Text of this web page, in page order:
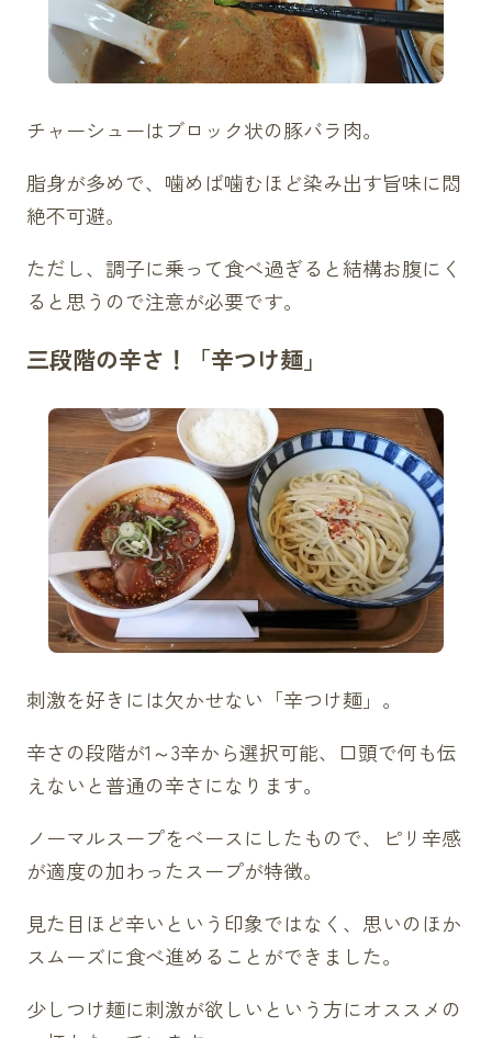
チャーシューはブロック状の豚バラ肉。
脂身が多めで、噛めば噛むほど染み出す旨味に悶
絶不可避。
ただし、調子に乗って食べ過ぎると結構お腹にく
ると思うので注意が必要です。
三段階の辛さ！「辛つけ麺」
刺激を好きには欠かせない「辛つけ麺」。
辛さの段階が1～3辛から選択可能、口頭で何も伝
えないと普通の辛さになります。
ノーマルスープをベースにしたもので、ピリ辛感
が適度の加わったスープが特徴。
見た目ほど辛いという印象ではなく、思いのほか
スムーズに食べ進めることができました。
少しつけ麺に刺激が欲しいという方にオススメの